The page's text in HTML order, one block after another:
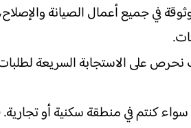
في جميع أعمال الصيانة
على الاستجابة السريعة
كنتم في منطقة سكنية أو